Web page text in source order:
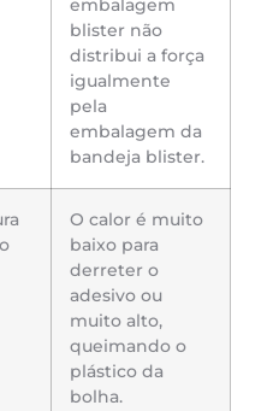
embalagem
blister não
distribui a força
igualmente
pela
embalagem da
bandeja blister.
O calor é muito
baixo para
derreter o
adesivo ou
muito alto,
queimando o
plástico da
bolha.